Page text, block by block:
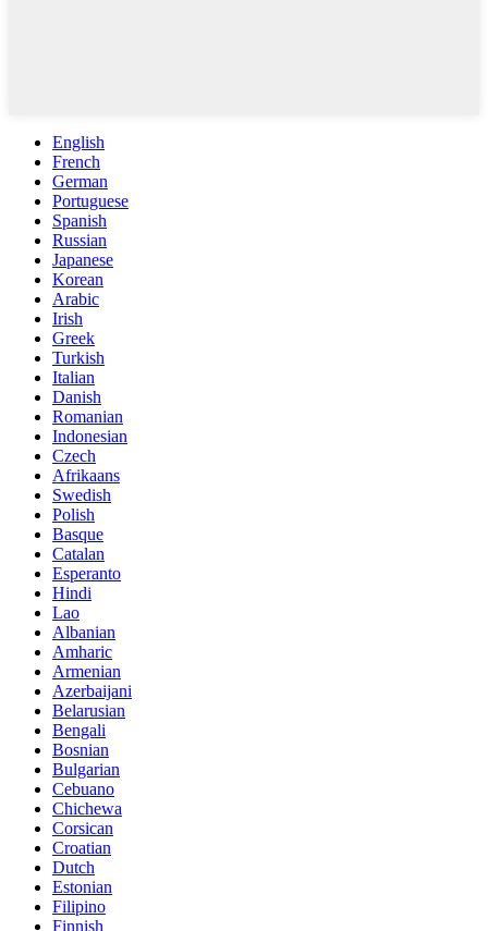
English
French
German
Portuguese
Spanish
Russian
Japanese
Korean
Arabic
Irish
Greek
Turkish
Italian
Danish
Romanian
Indonesian
Czech
Afrikaans
Swedish
Polish
Basque
Catalan
Esperanto
Hindi
Lao
Albanian
Amharic
Armenian
Azerbaijani
Belarusian
Bengali
Bosnian
Bulgarian
Cebuano
Chichewa
Corsican
Croatian
Dutch
Estonian
Filipino
Finnish